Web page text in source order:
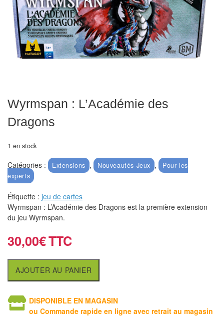
Coffrets
Echiquiers
et
de
électroniques
Echiquiers
Pièces
Ecoles
clubs
Echiquiers
muraux/Plein
air
Pendules
Echiquier
pour
Wyrmspan : L’Académie des
Dragons
1 en stock
Catégories : Extensions , Nouveautés Jeux ,
Pour les
experts
Étiquette : jeu de cartes
Wyrmspan : L’Académie des Dragons est la première extension
du jeu Wyrmspan.
30,00€
AJOUTER AU PANIER
DISPONIBLE EN MAGASIN
ou Commande rapide en ligne avec retrait au magasin